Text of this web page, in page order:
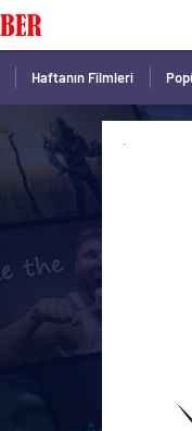
Haftanın Filmleri